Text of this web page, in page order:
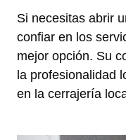
Si necesitas abrir
confiar en los
mejor opción. Su
la profesionalidad
en la cerrajería